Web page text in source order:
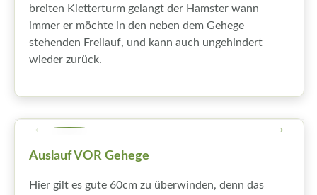
breiten Kletterturm gelangt der Hamster wann
immer er möchte in den neben dem Gehege
stehenden Freilauf, und kann auch ungehindert
wieder zurück.
Auslauf VOR Gehege
Hier gilt es gute 60cm zu überwinden, denn das